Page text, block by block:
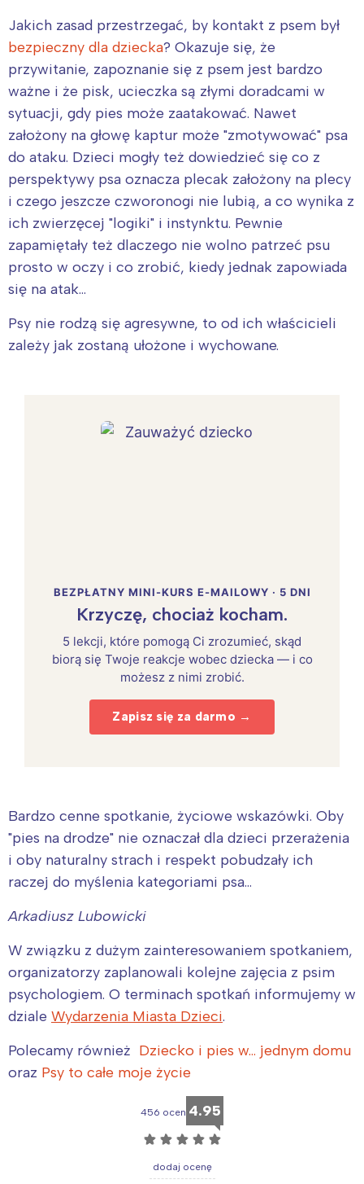
Jakich zasad przestrzegać, by kontakt z psem był
bezpieczny dla dziecka? Okazuje się, że
przywitanie, zapoznanie się z psem jest bardzo
ważne i że pisk, ucieczka są złymi doradcami w
sytuacji, gdy pies może zaatakować. Nawet
założony na głowę kaptur może "zmotywować" psa
do ataku. Dzieci mogły też dowiedzieć się co z
perspektywy psa oznacza plecak założony na plecy
i czego jeszcze czworonogi nie lubią, a co wynika z
ich zwierzęcej "logiki" i instynktu. Pewnie
zapamiętały też dlaczego nie wolno patrzeć psu
prosto w oczy i co zrobić, kiedy jednak zapowiada
się na atak…
Psy nie rodzą się agresywne, to od ich właścicieli
zależy jak zostaną ułożone i wychowane.
BEZPŁATNY MINI-KURS E-MAILOWY · 5 DNI
Krzyczę, chociaż kocham.
5 lekcji, które pomogą Ci zrozumieć, skąd
biorą się Twoje reakcje wobec dziecka — i co
możesz z nimi zrobić.
Zapisz się za darmo →
Bardzo cenne spotkanie, życiowe wskazówki. Oby
"pies na drodze" nie oznaczał dla dzieci przerażenia
i oby naturalny strach i respekt pobudzały ich
raczej do myślenia kategoriami psa…
Arkadiusz Lubowicki
W związku z dużym zainteresowaniem spotkaniem,
organizatorzy zaplanowali kolejne zajęcia z psim
psychologiem. O terminach spotkań informujemy w
dziale Wydarzenia Miasta Dzieci.
Polecamy również Dziecko i pies w… jednym domu
oraz Psy to całe moje życie
456 ocen 4.95
☆ ☆ ☆ ☆ ☆
dodaj ocenę